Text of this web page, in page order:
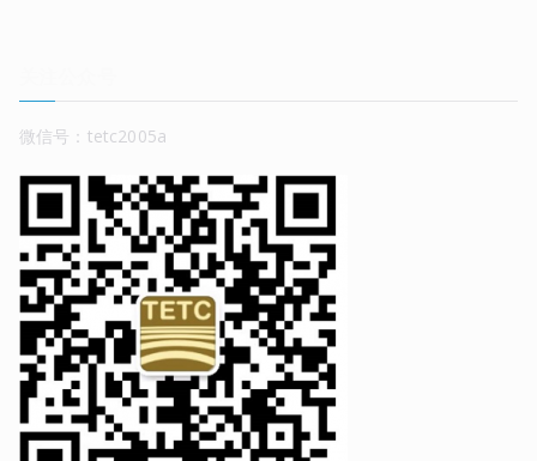
微信号：tetc2005a